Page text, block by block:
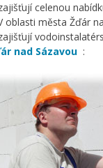
celenou
oblasti města Žďár
nad Sázavou :